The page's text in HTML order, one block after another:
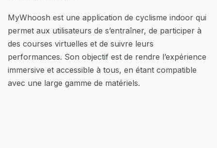
MyWhoosh est une application de cyclisme indoor qui
permet aux utilisateurs de s’entraîner, de participer à
des courses virtuelles et de suivre leurs
performances. Son objectif est de rendre l’expérience
immersive et accessible à tous, en étant compatible
avec une large gamme de matériels.